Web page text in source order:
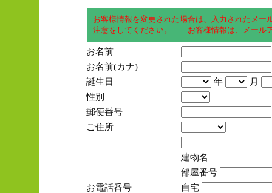
お客様情報を変更された場合は、入力されたメ
注意をしてください。 お客様情報は、メール
お名前
お名前(カナ)
誕生日
年
月
性別
郵便番号
ご住所
建物名
部屋番号
お電話番号
自宅